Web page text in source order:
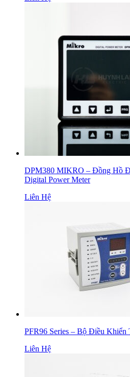
DPM380 MIKRO – Đồng Hồ
Digital Power Meter
Liên Hệ
PFR96 Series – Bộ Điều
Liên Hệ